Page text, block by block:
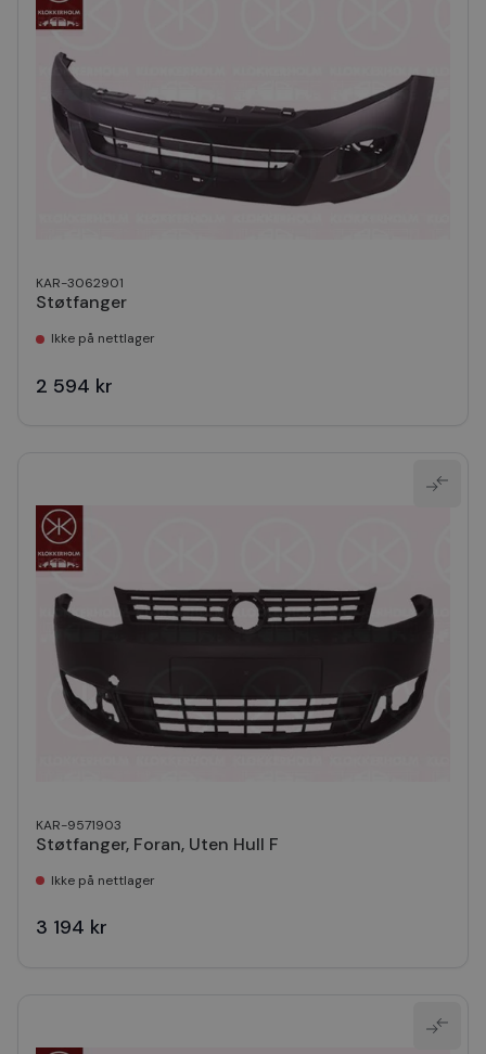
KAR-3062901
Støtfanger
Ikke på nettlager
2 594 kr
KAR-9571903
Støtfanger, Foran, Uten Hull F
Ikke på nettlager
3 194 kr